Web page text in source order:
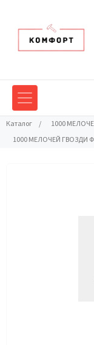
Каталог / 1000
1000 МЕЛОЧЕЙ ГВОЗДИ